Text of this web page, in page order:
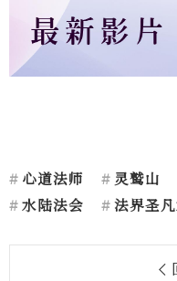
心道法师 灵鹫山
水陆法会
法界圣